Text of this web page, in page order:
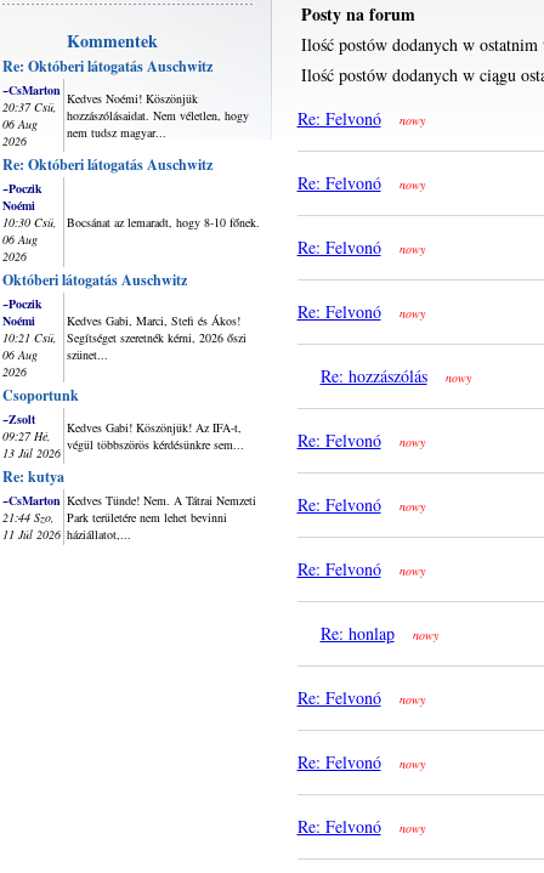
Kommentek
Re: Októberi látogatás Auschwitz
~CsMarton
20:37 Csü,
06 Aug
2026
Kedves Noémi! Köszönjük
hozzászólásaidat. Nem véletlen, hogy
nem tudsz magyar...
Re: Októberi látogatás Auschwitz
~Poczik
Noémi
10:30 Csü,
06 Aug
2026
Bocsánat az lemaradt, hogy 8-10 főnek.
Októberi látogatás Auschwitz
~Poczik
Noémi
10:21 Csü,
06 Aug
2026
Kedves Gabi, Marci, Stefi és Ákos!
Segítséget szeretnék kérni, 2026 őszi
szünet...
Csoportunk
~Zsolt
09:27 Hé,
13 Júl 2026
Kedves Gabi! Köszönjük! Az IFA-t,
végül többszörös kérdésünkre sem...
Re: kutya
~CsMarton
21:44 Szo,
11 Júl 2026
Kedves Tünde! Nem. A Tátrai Nemzeti
Park területére nem lehet bevinni
háziállatot,...
Posty na forum
Ilość postów dodanych w ostatnim
Ilość postów dodanych w ciągu
Re: Felvonó
nowy
Re: Felvonó nowy
Re: Felvonó nowy
Re: Felvonó nowy
Re: hozzászólás nowy
Re: Felvonó nowy
Re: Felvonó nowy
Re: Felvonó nowy
Re: honlap nowy
Re: Felvonó nowy
Re: Felvonó nowy
Re: Felvonó nowy